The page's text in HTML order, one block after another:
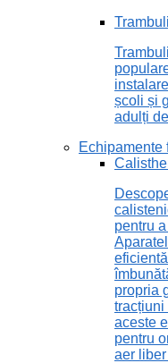
școli și
adulți
Echipamente
pentru
propria
tracțiuni
aceste
pentru
aer